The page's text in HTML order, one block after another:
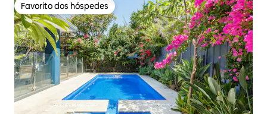
Favorito dos hóspedes
Favorito dos hóspedes